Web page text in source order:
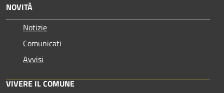
NOVITÀ
Notizie
Comunicati
Avvisi
VIVERE IL COMUNE